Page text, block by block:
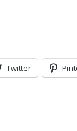
Twitter